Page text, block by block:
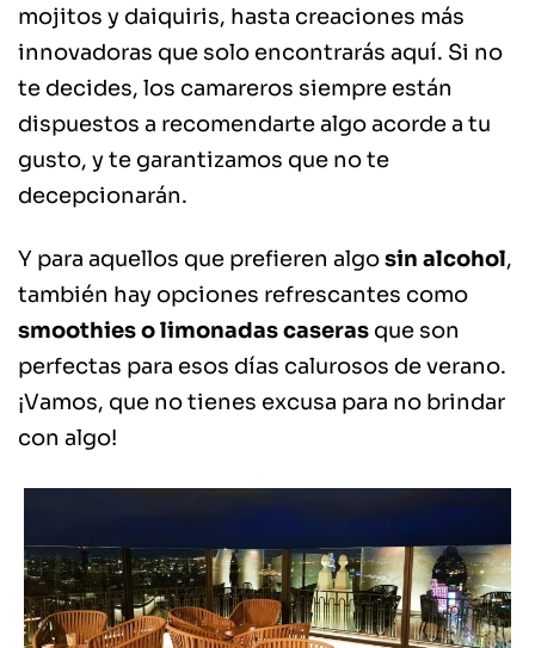
mojitos y daiquiris, hasta creaciones más
innovadoras que solo encontrarás aquí. Si no
te decides, los camareros siempre están
dispuestos a recomendarte algo acorde a tu
gusto, y te garantizamos que no te
decepcionarán.
Y para aquellos que prefieren algosin alcohol,
también hay opciones refrescantes como
smoothies o limonadas caseras que son
perfectas para esos días calurosos de verano.
¡Vamos, que no tienes excusa para no brindar
con algo!